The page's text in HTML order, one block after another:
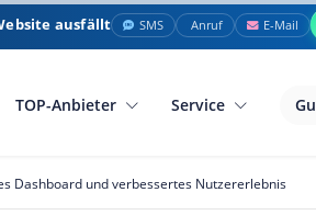
ausfällt SMS Anruf E-Mail
TOP-Anbieter Service
Dashboard und verbessertes Nutzererlebnis